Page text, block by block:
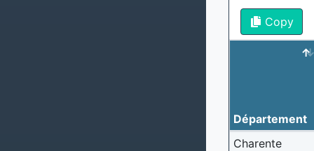
Copy
Département
Charente